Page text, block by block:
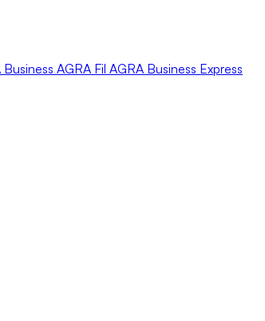
Business AGRA Fil AGRA Business Express